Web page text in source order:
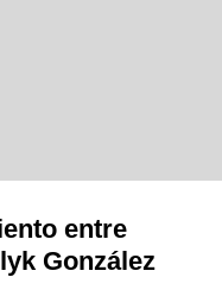
entre
González